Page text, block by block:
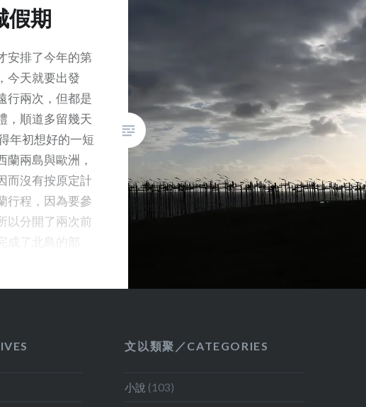
但更多的是探討社會性或環保上
的課題，其中亦有以純當代裝置
藝術形式呈現的展品。也許，回
家後接下來會寫一些文章，介紹
一些令我印象深刻的展館。 出發
之前，我聽說香港也有參展，但
拿到展覽場地地圖後卻怎也找不
到它位於何處！ 後來我走在兩個
主要展覽場地 Giandini 和
Arsenal 之間的小巷，忽然見到
列為 Collateral Event ，連香港
Ghostwriting the Future，難怪
異展出則來自台灣，除了也是列
假期
安排了今年的第
今天就要出發
行兩次，但都是
，順道多留幾天
年初想好的一短
蘭兩島與歐洲，
而沒有按原定計
行程，因為要參
以分開了兩次前
成了北島的部
年一度的威尼
黑子活動頻繁
文以類聚／CATEGORIES
小說 (103)